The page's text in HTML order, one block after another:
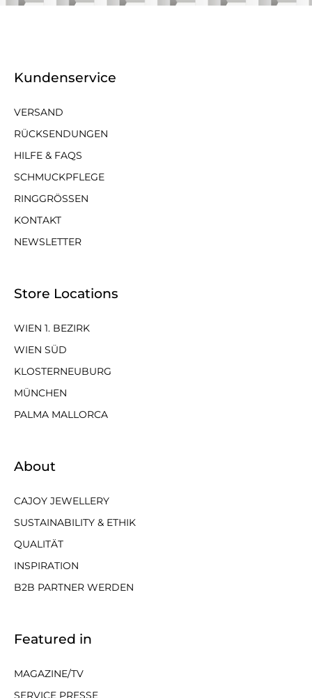
Kundenservice
VERSAND
RÜCKSENDUNGEN
HILFE & FAQS
SCHMUCKPFLEGE
RINGGRÖSSEN
KONTAKT
NEWSLETTER
Store Locations
WIEN 1. BEZIRK
WIEN SÜD
KLOSTERNEUBURG
MÜNCHEN
PALMA MALLORCA
About
CAJOY JEWELLERY
SUSTAINABILITY & ETHIK
QUALITÄT
INSPIRATION
B2B PARTNER WERDEN
Featured in
MAGAZINE/TV
SERVICE PRESSE